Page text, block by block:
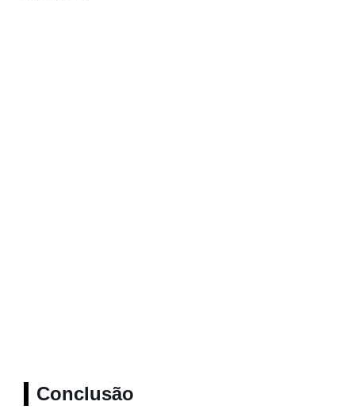
Conclusão